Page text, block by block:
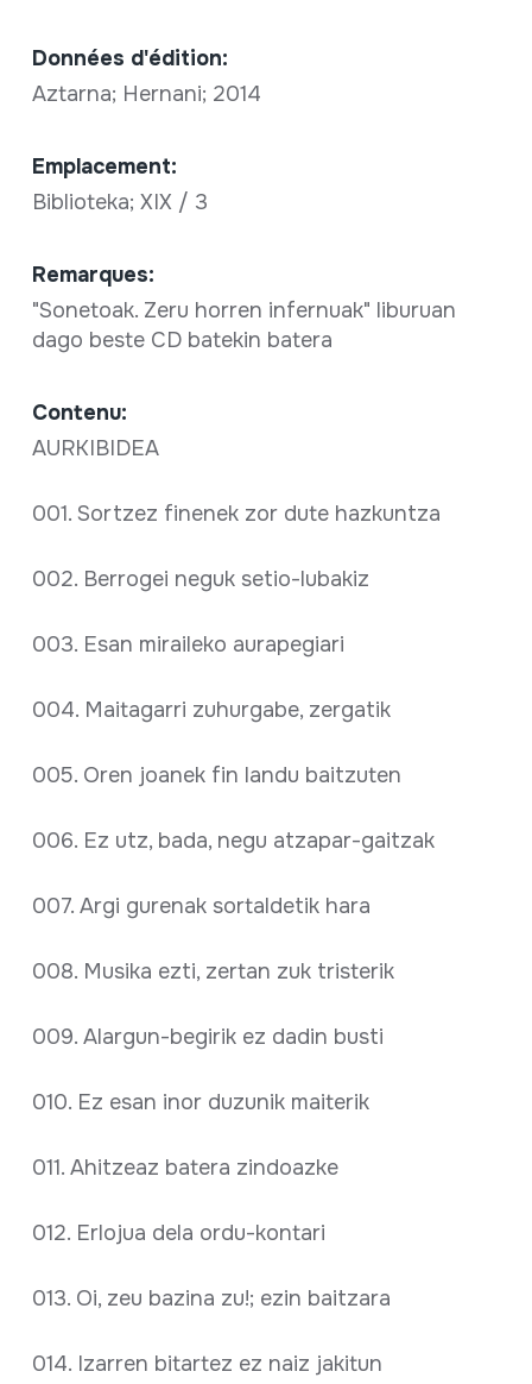
Données d'édition:
Aztarna; Hernani; 2014
Emplacement:
Biblioteka; XIX / 3
Remarques:
"Sonetoak. Zeru horren infernuak" liburuan
dago beste CD batekin batera
Contenu:
AURKIBIDEA
001. Sortzez finenek zor dute hazkuntza
002. Berrogei neguk setio-lubakiz
003. Esan miraileko aurapegiari
004. Maitagarri zuhurgabe, zergatik
005. Oren joanek fin landu baitzuten
006. Ez utz, bada, negu atzapar-gaitzak
007. Argi gurenak sortaldetik hara
008. Musika ezti, zertan zuk tristerik
009. Alargun-begirik ez dadin busti
010. Ez esan inor duzunik maiterik
011. Ahitzeaz batera zindoazke
012. Erlojua dela ordu-kontari
013. Oi, zeu bazina zu!; ezin baitzara
014. Izarren bitartez ez naiz jakitun